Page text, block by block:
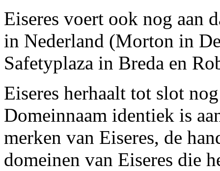
Eiseres voert ook nog aan
in Nederland (Morton in
Safetyplaza in Breda en
Eiseres herhaalt tot slot
Domeinnaam identiek is
merken van Eiseres, de
domeinen van Eiseres die